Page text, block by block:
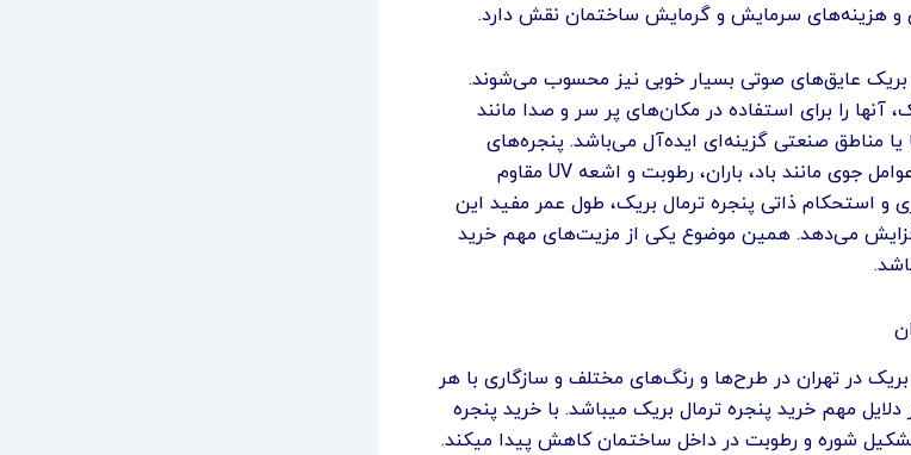
هزینه‌های سرمایش و گرمایش ساختمان نقش دارد.
بریک عایق‌های صوتی بسیار خوبی نیز محسوب می‌شوند.
آنها را برای استفاده در مکان‌های پر سر و صدا مانند
یا مناطق صنعتی گزینه‌ای ایده‌آل می‌باشد. پنجره‌های
آلومینیومی به طور کلی در برابر عوامل جوی مانند باد، باران، رطوبت و اشعه UV مقاوم
و استحکام ذاتی پنجره ترمال بریک، طول عمر مفید این
افزایش می‌دهد. همین موضوع یکی از مزیت‌های مهم خرید
بریک در تهران در طرح‌ها و رنگ‌های مختلف و سازگاری با هر
مهم خرید پنجره ترمال بریک میباشد. با خرید پنجره
تشکیل شوره و رطوبت در داخل ساختمان کاهش پیدا میکند.